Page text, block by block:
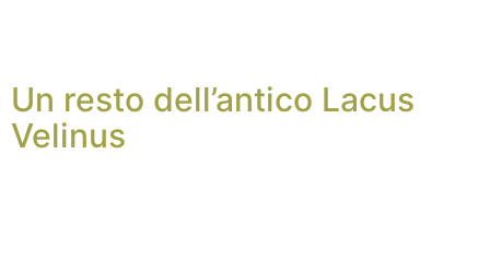
Un resto dell’antico Lacus
Velinus